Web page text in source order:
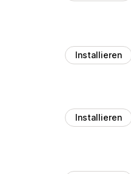
Installieren
Installieren